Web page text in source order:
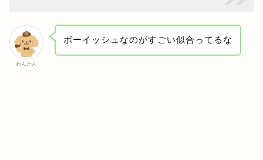
わんたん
ボーイッシュなのがすごい似合ってるな